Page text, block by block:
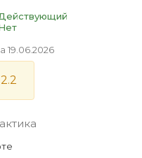
19.06.2026
2.2